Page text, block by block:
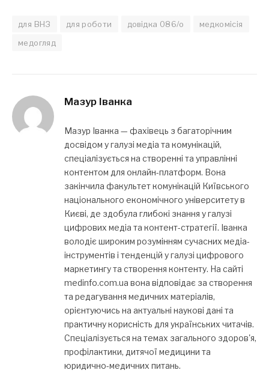
для ВНЗ для роботи довідка 086/о
медкомісія
медогляд
Мазур Іванка
Мазур Іванка — фахівець з багаторічним
досвідом у галузі медіа та комунікацій,
спеціалізується на створенні та управлінні
контентом для онлайн-платформ. Вона
закінчила факультет комунікацій Київського
національного економічного університету в
Києві, де здобула глибокі знання у галузі
цифрових медіа та контент-стратегії. Іванка
володіє широким розумінням сучасних медіа-
інструментів і тенденцій у галузі цифрового
маркетингу та створення контенту. На сайті
medinfo.com.ua вона відповідає за створення
та редагування медичних матеріалів,
орієнтуючись на актуальні наукові дані та
практичну корисність для українських читачів.
Спеціалізується на темах загального здоров'я,
профілактики, дитячої медицини та
юридично-медичних питань.